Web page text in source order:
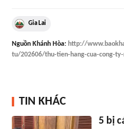
Gia Lai
Nguồn Khánh Hòa: http://
tu/202606/thu-tien-hang-cua-cong-
TIN KHÁC
5 bị